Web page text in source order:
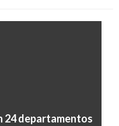
24 departamentos